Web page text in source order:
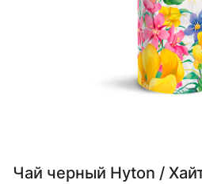
Чай черный Hyton /